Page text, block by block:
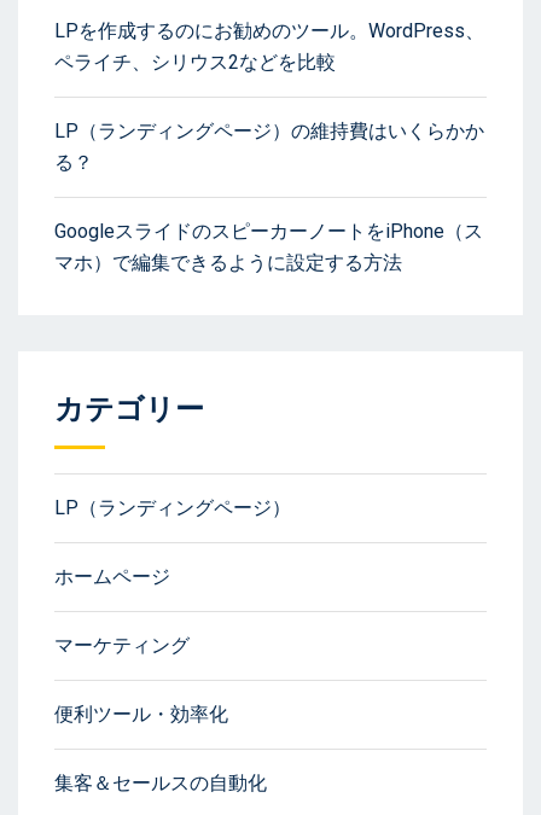
LPを作成するのにお勧めのツール。WordPress、
ペライチ、シリウス2などを比較
LP（ランディングページ）の維持費はいくらかか
る？
GoogleスライドのスピーカーノートをiPhone（ス
マホ）で編集できるように設定する方法
カテゴリー
LP（ランディングページ）
ホームページ
マーケティング
便利ツール・効率化
集客＆セールスの自動化